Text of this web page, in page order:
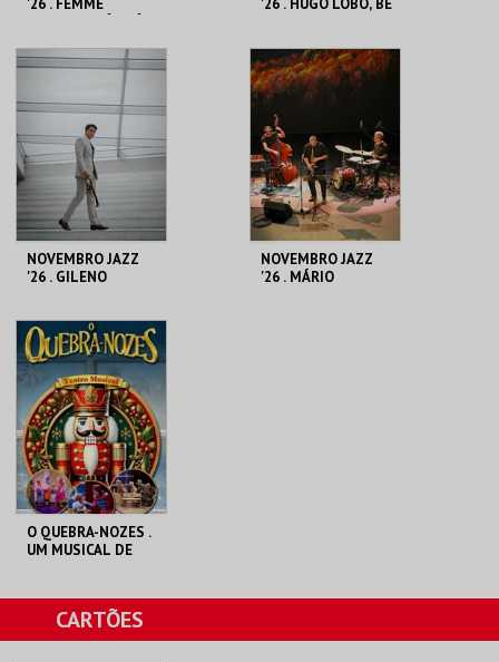
'26 . FEMME
CASA DA
CRIATIVIDADE
MAIS INFO
COMPRAR
'26 . HUGO LOBO, BE
CASA DA
CRIATIVIDADE
MAIS INFO
COMPRAR
NOVEMBRO JAZZ
'26 . GILENO
CASA DA
CRIATIVIDADE
MAIS INFO
COMPRAR
NOVEMBRO JAZZ
'26 . MÁRIO
O QUEBRA-NOZES .
UM MUSICAL DE
CASA DA
CRIATIVIDADE
CARTÕES